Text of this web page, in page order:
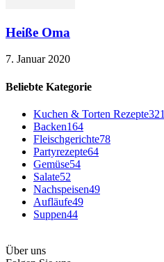
Heiße Oma
7. Januar 2020
Beliebte Kategorie
Kuchen & Torten Rezepte321
Backen164
Fleischgerichte78
Partyrezepte64
Gemüse54
Salate52
Nachspeisen49
Aufläufe49
Suppen44
Über uns